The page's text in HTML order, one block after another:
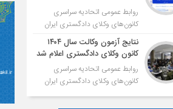
روابط عمومی اتحادیه سراسری
کانون‌های وکلای دادگستری ایران
نتایج آزمون وکالت سال ۱۴۰۴
کانون وکلای دادگستری اعلام شد
روابط عمومی اتحادیه سراسری
کانون‌های وکلای دادگستری ایران